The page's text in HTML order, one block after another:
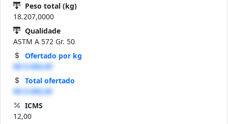
Peso total (kg)
18.207,0000
Qualidade
ASTM A 572 Gr. 50
Ofertado por kg
R$ 0.000,00
Total ofertado
R$ 0.000,00
ICMS
12,00